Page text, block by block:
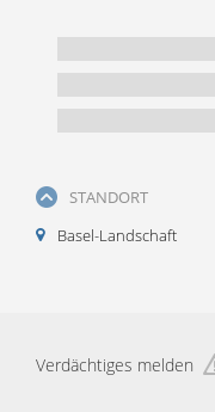
STANDORT
Basel-Landschaft
Verdächtiges melden